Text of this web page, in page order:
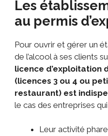
Les
au permis
Pour ouvrir et gérer un
de l’alcool à ses clients
licence d’exploitation
(licences 3 ou 4 ou
restaurant) est
le cas des entreprises
Leur activité